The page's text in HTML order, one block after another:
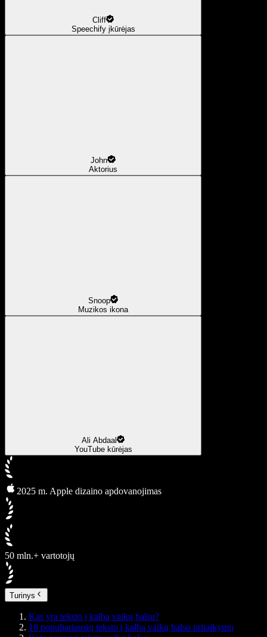
Cliff
Speechify įkūrėjas
John
Aktorius
Snoop
Muzikos ikona
Ali Abdaal
YouTube kūrėjas
2025 m. Apple dizaino apdovanojimas
50 mln.+ vartotojų
Turinys
Kas yra teksto į kalbą vaikų balsu?
10 populiariausių teksto į kalbą vaikų balso pritaikymų